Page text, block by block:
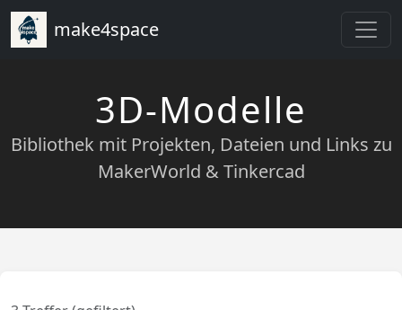
make4space
3D-Modelle
Bibliothek mit Projekten, Dateien und Links zu
MakerWorld & Tinkercad